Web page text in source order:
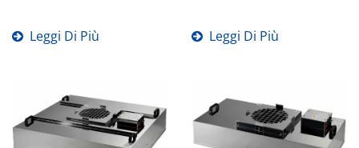
nostra gamma...
Leggi Di Più
Leggi Di Più